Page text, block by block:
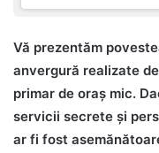
Vă prezentăm
anvergură realizate
primar de oraș mic.
servicii secrete și
ar fi fost